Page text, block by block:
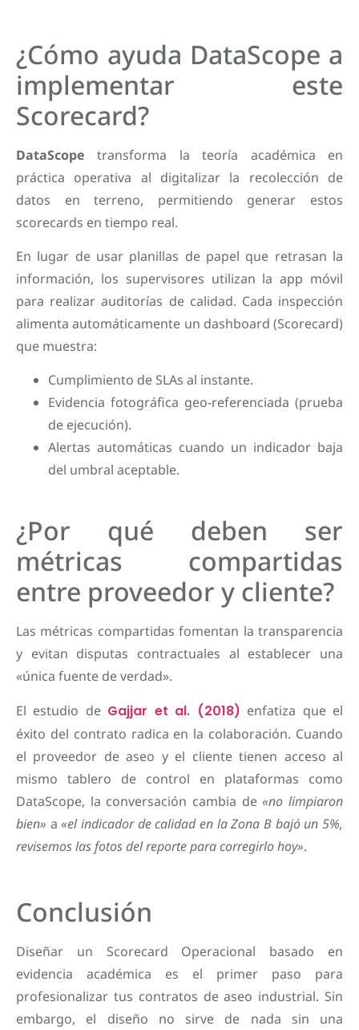
¿Cómo ayuda DataScope a
implementar este
Scorecard?
DataScope transforma la teoría académica en
práctica operativa al digitalizar la recolección de
datos en terreno, permitiendo generar estos
scorecards en tiempo real.
En lugar de usar planillas de papel que retrasan la
información, los supervisores utilizan la app móvil
para realizar auditorías de calidad. Cada inspección
alimenta automáticamente un dashboard (Scorecard)
que muestra:
Cumplimiento de SLAs al instante.
Evidencia fotográfica geo-referenciada (prueba
de ejecución).
Alertas automáticas cuando un indicador baja
del umbral aceptable.
¿Por qué deben ser
métricas compartidas
entre proveedor y cliente?
Las métricas compartidas fomentan la transparencia
y evitan disputas contractuales al establecer una
«única fuente de verdad».
El estudio de Gajjar et al. (2018) enfatiza que el
éxito del contrato radica en la colaboración. Cuando
el proveedor de aseo y el cliente tienen acceso al
mismo tablero de control en plataformas como
DataScope, la conversación cambia de«no limpiaron
bien» a«el indicador de calidad en la Zona B bajó un 5%,
revisemos las fotos del reporte para corregirlo hoy».
Conclusión
Diseñar un Scorecard Operacional basado en
evidencia académica es el primer paso para
profesionalizar tus contratos de aseo industrial. Sin
embargo, el diseño no sirve de nada sin una